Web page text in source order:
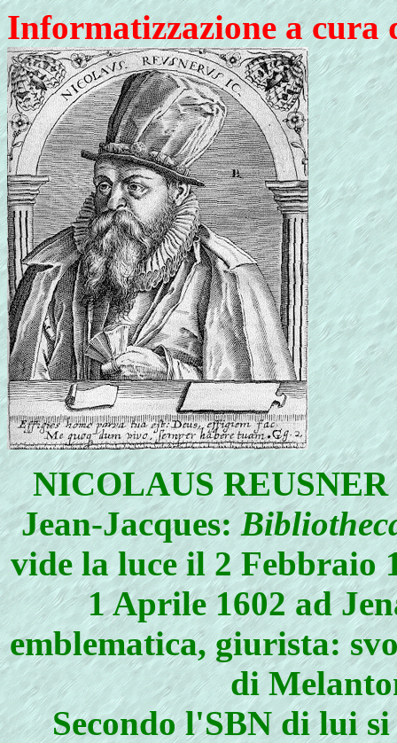
Informatizzazione a cura
NICOLAUS
Jean-Jacques:
vide la luce il 2 Febbraio
1 Aprile 1602 ad
emblematica, giurista:
di
Secondo l'SBN di lui